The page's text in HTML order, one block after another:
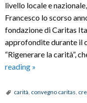
livello locale e
Francesco lo scorso
fondazione di Caritas
approfondite durante il
“Rigenerare la carità”,
reading Convegno
della
»
carità, convegno caritas,